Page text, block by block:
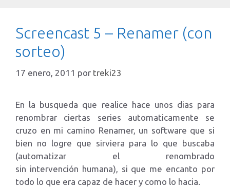
Screencast 5 – Renamer (con
sorteo)
17 enero, 2011 por treki23
En la busqueda que realice hace unos dias para
renombrar ciertas series automaticamente se
cruzo en mi camino Renamer, un software que si
bien no logre que sirviera para lo que buscaba
(automatizar el renombrado
sin intervención humana), si que me encanto por
todo lo que era capaz de hacer y como lo hacia.